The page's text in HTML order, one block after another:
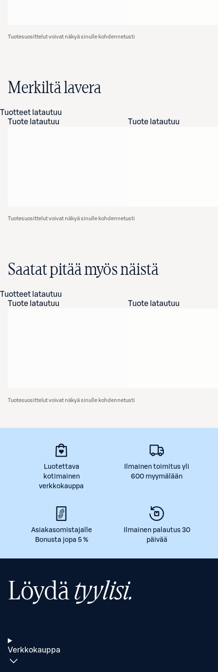
Tuotesuosittelut voivat näkyä sinulle kohdennetusti
Merkiltä lavera
Tuotteet latautuu
Tuote latautuu
Tuote latautuu
Tuotesuosittelut voivat näkyä sinulle kohdennetusti
Saatat pitää myös näistä
Tuotteet latautuu
Tuote latautuu
Tuote latautuu
Tuotesuosittelut voivat näkyä sinulle kohdennetusti
Luotettava
kotimainen
verkkokauppa
Ilmainen toimitus yli
600 myymälään
Asiakasomistajalle
Bonusta jopa 5 %
Ilmainen palautus 30
päivää
Löydätyylisi.
Verkkokauppa